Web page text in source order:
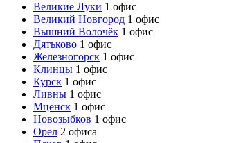
Великие Луки 1 офис
Великий Новгород 1 офис
Вышний Волочёк 1 офис
Дятьково 1 офис
Железногорск 1 офис
Клинцы 1 офис
Курск 1 офис
Ливны 1 офис
Мценск 1 офис
Новозыбков 1 офис
Орел 2 офиса